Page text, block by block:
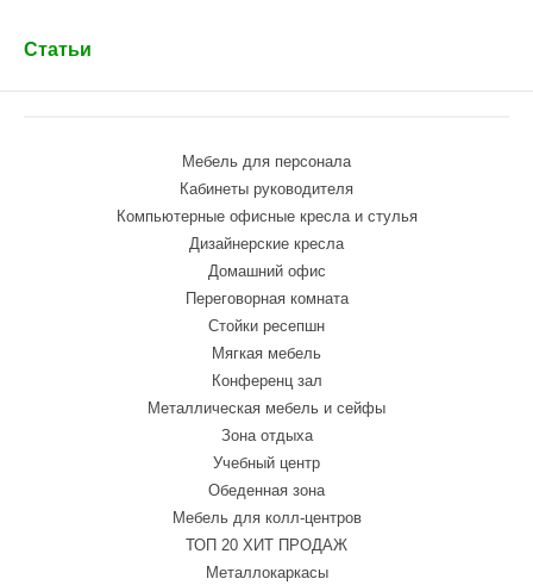
Статьи
Мебель для персонала
Кабинеты руководителя
Компьютерные офисные кресла и стулья
Дизайнерские кресла
Домашний офис
Переговорная комната
Стойки ресепшн
Мягкая мебель
Конференц зал
Металлическая мебель и сейфы
Зона отдыха
Учебный центр
Обеденная зона
Мебель для колл-центров
ТОП 20 ХИТ ПРОДАЖ
Металлокаркасы